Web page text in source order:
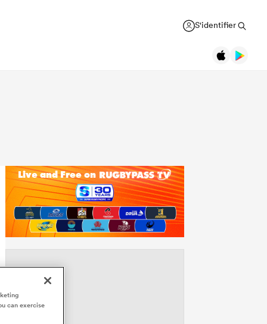
S'identifier
can exercise